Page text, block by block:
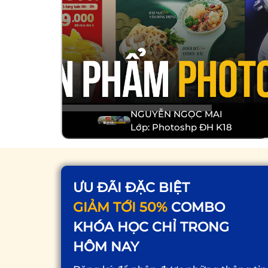
NGUYỄN NGỌC MAI
Lớp: Photoshp ĐH K18
ƯU ĐÃI ĐẶC BIỆT
GIẢM TỚI 50% COMBO
KHÓA HỌC CHỈ TRONG
HÔM NAY